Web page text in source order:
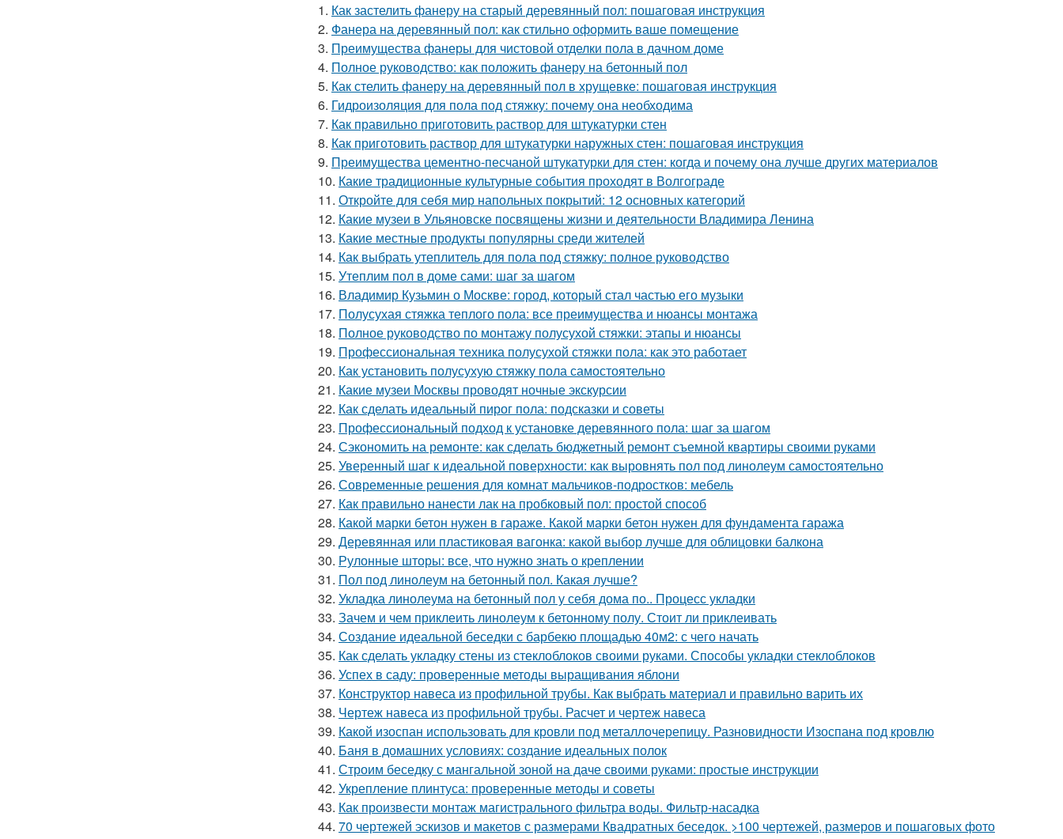
1. Как застелить фанеру на старый деревянный пол: пошаговая инструкция
2. Фанера на деревянный пол: как стильно оформить ваше помещение
3. Преимущества фанеры для чистовой отделки пола в дачном доме
4. Полное руководство: как положить фанеру на бетонный пол
5. Как стелить фанеру на деревянный пол в хрущевке: пошаговая инструкция
6. Гидроизоляция для пола под стяжку: почему она необходима
7. Как правильно приготовить раствор для штукатурки стен
8. Как приготовить раствор для штукатурки наружных стен: пошаговая инструкция
9. Преимущества цементно-песчаной штукатурки для стен: когда и почему она лучше других материалов
10. Какие традиционные культурные события проходят в Волгограде
11. Откройте для себя мир напольных покрытий: 12 основных категорий
12. Какие музеи в Ульяновске посвящены жизни и деятельности Владимира Ленина
13. Какие местные продукты популярны среди жителей
14. Как выбрать утеплитель для пола под стяжку: полное руководство
15. Утеплим пол в доме сами: шаг за шагом
16. Владимир Кузьмин о Москве: город, который стал частью его музыки
17. Полусухая стяжка теплого пола: все преимущества и нюансы монтажа
18. Полное руководство по монтажу полусухой стяжки: этапы и нюансы
19. Профессиональная техника полусухой стяжки пола: как это работает
20. Как установить полусухую стяжку пола самостоятельно
21. Какие музеи Москвы проводят ночные экскурсии
22. Как сделать идеальный пирог пола: подсказки и советы
23. Профессиональный подход к установке деревянного пола: шаг за шагом
24. Сэкономить на ремонте: как сделать бюджетный ремонт съемной квартиры своими руками
25. Уверенный шаг к идеальной поверхности: как выровнять пол под линолеум самостоятельно
26. Современные решения для комнат мальчиков-подростков: мебель
27. Как правильно нанести лак на пробковый пол: простой способ
28. Какой марки бетон нужен в гараже. Какой марки бетон нужен для фундамента гаража
29. Деревянная или пластиковая вагонка: какой выбор лучше для облицовки балкона
30. Рулонные шторы: все, что нужно знать о креплении
31. Пол под линолеум на бетонный пол. Какая лучше?
32. Укладка линолеума на бетонный пол у себя дома по.. Процесс укладки
33. Зачем и чем приклеить линолеум к бетонному полу. Стоит ли приклеивать
34. Создание идеальной беседки с барбекю площадью 40м2: с чего начать
35. Как сделать укладку стены из стеклоблоков своими руками. Способы укладки стеклоблоков
36. Успех в саду: проверенные методы выращивания яблони
37. Конструктор навеса из профильной трубы. Как выбрать материал и правильно варить их
38. Чертеж навеса из профильной трубы. Расчет и чертеж навеса
39. Какой изоспан использовать для кровли под металлочерепицу. Разновидности Изоспана под кровлю
40. Баня в домашних условиях: создание идеальных полок
41. Строим беседку с мангальной зоной на даче своими руками: простые инструкции
42. Укрепление плинтуса: проверенные методы и советы
43. Как произвести монтаж магистрального фильтра воды. Фильтр-насадка
44. 70 чертежей эскизов и макетов с размерами Квадратных беседок. >100 чертежей, размеров и пошаговых фото